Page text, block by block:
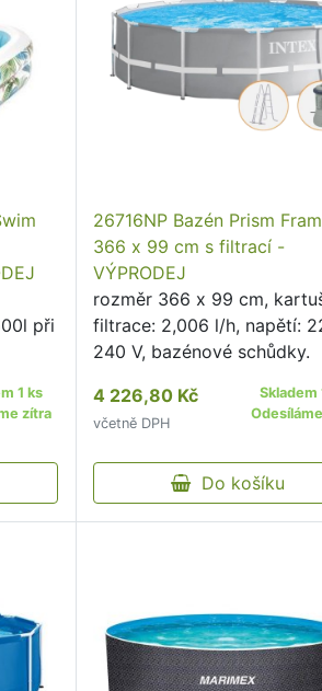
při
1 ks
zítra
26716NP Bazén Prism
366 x 99 cm s filtrací -
VÝPRODEJ
rozměr 366 x 99 cm,
filtrace: 2,006 l/h, napětí:
240 V, bazénové schůdky.
4 226,80 Kč
včetně DPH
Skladem
Do košíku